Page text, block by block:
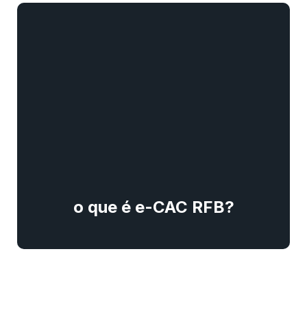
o que é e-CAC RFB?